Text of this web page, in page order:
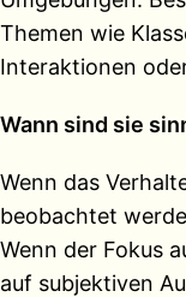
Themen wie
Interaktionen
Wann sind sie
Wenn das
beobachtet
Wenn der Fokus
auf subjektiven